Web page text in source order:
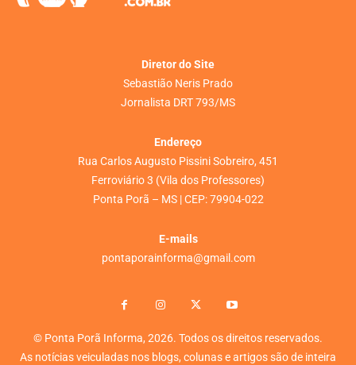
Diretor do Site
Sebastião Neris Prado
Jornalista DRT 793/MS
Endereço
Rua Carlos Augusto Pissini Sobreiro, 451
Ferroviário 3 (Vila dos Professores)
Ponta Porã – MS | CEP: 79904-022
E-mails
pontaporainforma@gmail.com
© Ponta Porã Informa, 2026. Todos os direitos reservados.
As notícias veiculadas nos blogs, colunas e artigos são de inteira